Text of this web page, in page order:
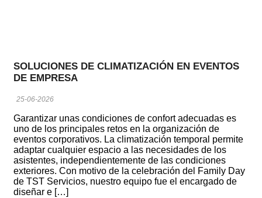
SOLUCIONES DE CLIMATIZACIÓN EN EVENTOS
DE EMPRESA
25-06-2026
Garantizar unas condiciones de confort adecuadas es
uno de los principales retos en la organización de
eventos corporativos. La climatización temporal permite
adaptar cualquier espacio a las necesidades de los
asistentes, independientemente de las condiciones
exteriores. Con motivo de la celebración del Family Day
de TST Servicios, nuestro equipo fue el encargado de
diseñar e […]